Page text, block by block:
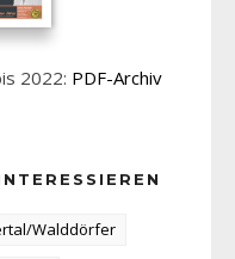
2022: PDF-Archiv
Walddörfer